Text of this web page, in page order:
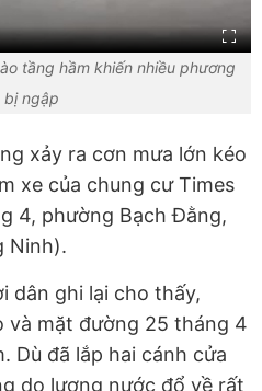
tầng hầm khiến nhiều phương
bị ngập
xảy ra cơn mưa lớn kéo
xe của chung cư Times
4, phường Bạch Đằng,
Ninh).
dân ghi lại cho thấy,
và mặt đường 25 tháng 4
Dù đã lắp hai cánh cửa
do lượng nước đổ về rất